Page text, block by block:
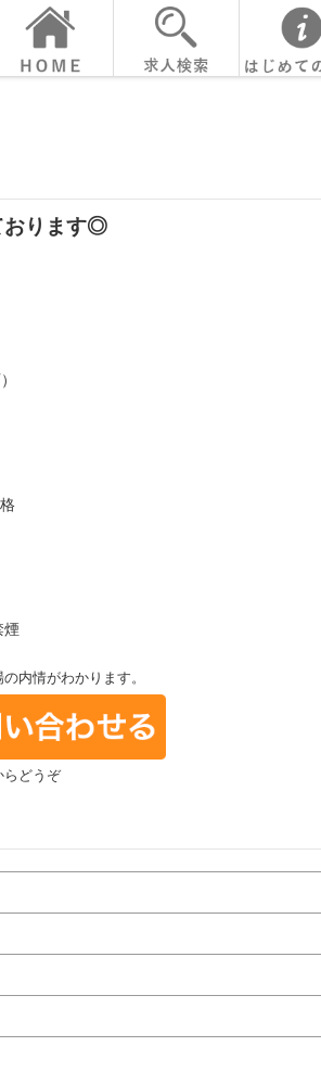
おります◎
煙
内情がわかります。
らどうぞ